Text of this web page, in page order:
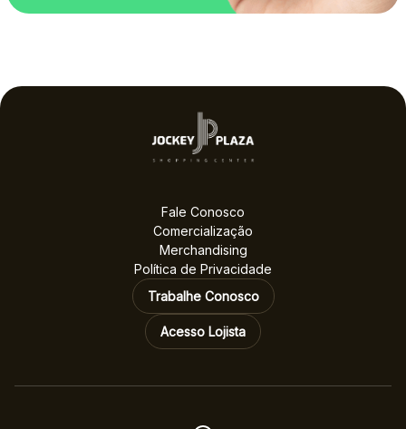
Fale Conosco
Comercialização
Merchandising
Política de Privacidade
Trabalhe Conosco
Acesso Lojista